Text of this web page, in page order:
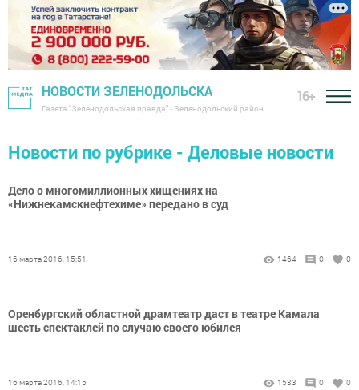
НОВОСТИ ЗЕЛЕНОДОЛЬСКА
Газета "Зеленодольская правда" - Зеленодольский район
16+
Новости по рубрике - Деловые новости
Дело о многомиллионных хищениях на
«Нижнекамскнефтехиме» передано в суд
16 марта 2016, 15:51 1464 0 0
Оренбургский областной драмтеатр даст в театре Камала
шесть спектаклей по случаю своего юбилея
16 марта 2016, 14:15 1533 0 0